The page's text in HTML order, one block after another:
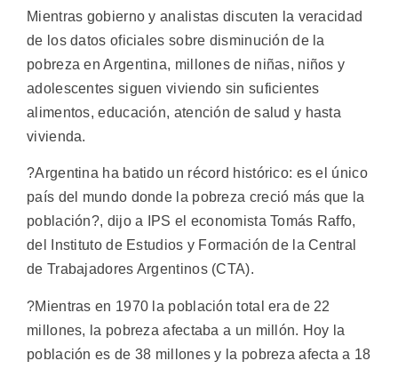
Mientras gobierno y analistas discuten la veracidad
de los datos oficiales sobre disminución de la
pobreza en Argentina, millones de niñas, niños y
adolescentes siguen viviendo sin suficientes
alimentos, educación, atención de salud y hasta
vivienda.
?Argentina ha batido un récord histórico: es el único
país del mundo donde la pobreza creció más que la
población?, dijo a IPS el economista Tomás Raffo,
del Instituto de Estudios y Formación de la Central
de Trabajadores Argentinos (CTA).
?Mientras en 1970 la población total era de 22
millones, la pobreza afectaba a un millón. Hoy la
población es de 38 millones y la pobreza afecta a 18